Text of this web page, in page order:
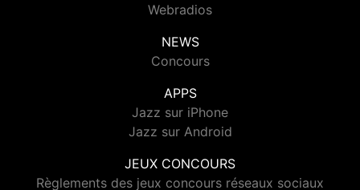
Webradios
NEWS
Concours
APPS
Jazz sur iPhone
Jazz sur Android
JEUX CONCOURS
Règlements des jeux concours réseaux sociaux